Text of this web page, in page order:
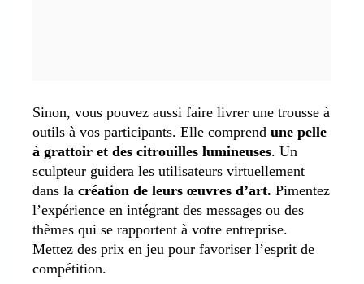
Sinon, vous pouvez aussi faire livrer une trousse à
outils à vos participants. Elle comprend une pelle
à grattoir et des citrouilles lumineuses. Un
sculpteur guidera les utilisateurs virtuellement
dans la création de leurs œuvres d’art. Pimentez
l’expérience en intégrant des messages ou des
thèmes qui se rapportent à votre entreprise.
Mettez des prix en jeu pour favoriser l’esprit de
compétition.